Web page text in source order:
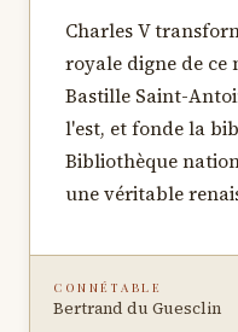
Charles V
royale digne de
Bastille Saint-
l'est, et fonde la
Bibliothèque
une véritable
CONNÉTABLE
Bertrand du Guesclin